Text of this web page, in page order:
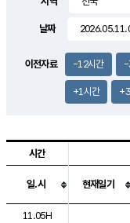
날짜
이전자료 -12시간 -
+1시간
도시별 기상실황표로 지
시간
일.시 현재일기
11.05H